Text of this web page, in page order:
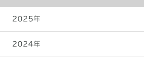
2025年
2024年